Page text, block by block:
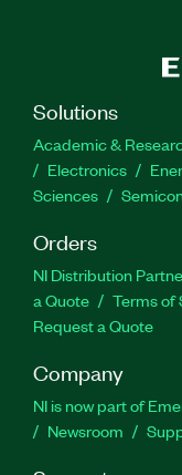
Solutions
Academic &
Electronics
Sciences
Orders
NI Distribution
a Quote
Terms of
Request a Quote
Company
NI is now part of
Newsroom